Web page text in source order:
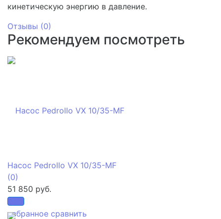
кинетическую энергию в давление.
Отзывы (0)
Рекомендуем посмотреть
избранное сравнить
Насос Pedrollo VX 10/35-MF
(0)
51 850 руб.